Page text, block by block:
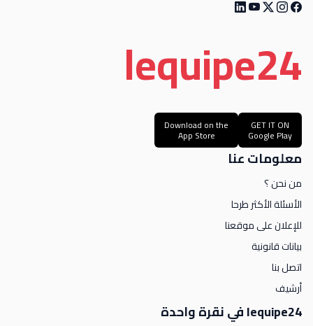
lequipe24
GET IT ON
Google Play
Download on the
App Store
معلومات عنا
من نحن ؟
الأسئلة الأكثر طرحا
للإعلان على موقعنا
بيانات قانونية
اتصل بنا
أرشيف
lequipe24 في نقرة واحدة